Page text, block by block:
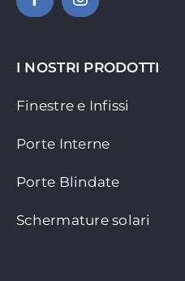
I NOSTRI PRODOTTI
Finestre e Infissi
Porte Interne
Porte Blindate
Schermature solari